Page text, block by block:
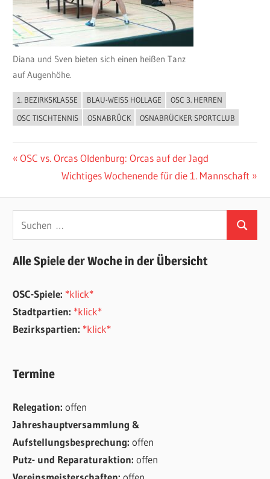
Diana und Sven bieten sich einen heißen Tanz
auf Augenhöhe.
ALLGEMEIN
1. BEZIRKSKLASSE BLAU-WEISS HOLLAGE
OSC 3. HERREN
OSC TISCHTENNIS
OSNABRÜCK OSNABRÜCKER SPORTCLUB
Beitragsnavigation
Vorheriger
OSC vs. Orcas Oldenburg: Orcas auf der Jagd
Nächster
Wichtiges Wochenende für die 1. Mannschaft
Suchen
nach:
Suchen
Alle Spiele der Woche in der Übersicht
OSC-Spiele: *klick*
Stadtpartien: *klick*
Bezirkspartien: *klick*
Termine
Relegation:offen
Jahreshauptversammlung &
Aufstellungsbesprechung:offen
Putz- und Reparaturaktion:offen